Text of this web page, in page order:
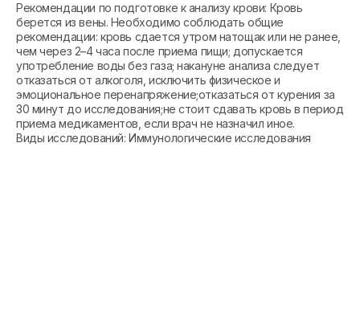
Рекомендации по подготовке к анализу крови: Кровь
берется из вены. Необходимо соблюдать общие
рекомендации: кровь сдается утром натощак или не ранее,
чем через 2–4 часа после приема пищи; допускается
употребление воды без газа; накануне анализа следует
отказаться от алкоголя, исключить физическое и
эмоциональное перенапряжение;отказаться от курения за
30 минут до исследования;не стоит сдавать кровь в период
приема медикаментов, если врач не назначил иное.
Виды исследований: Иммунологические исследования